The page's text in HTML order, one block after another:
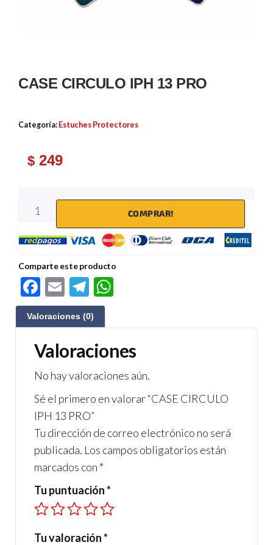
CASE CIRCULO IPH 13 PRO
Categoría: Estuches Protectores
$ 249
COMPRAR!
Comparte este producto
F
ac
e
b
o
o
k
E
m
ail
Te
le
gr
a
m
s
A
p
p
Valoraciones (0)
Valoraciones
No hay valoraciones aún.
Sé el primero en valorar “CASE CIRCULO
IPH 13 PRO”
Tu dirección de correo electrónico no será
publicada. Los campos obligatorios están
marcados con *
Tu puntuación*
Tu valoración*